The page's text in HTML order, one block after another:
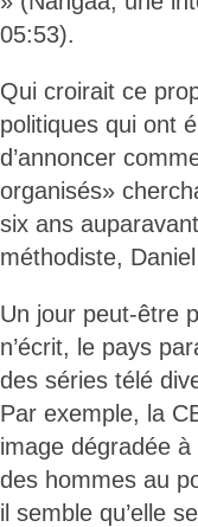
05:53).
Qui croirait ce
politiques qui ont
d’annoncer
organisés»
six ans
méthodiste,
Un jour peut-être
n’écrit, le pays
des séries télé
Par exemple, la
image dégradée
des hommes au
il semble qu’elle